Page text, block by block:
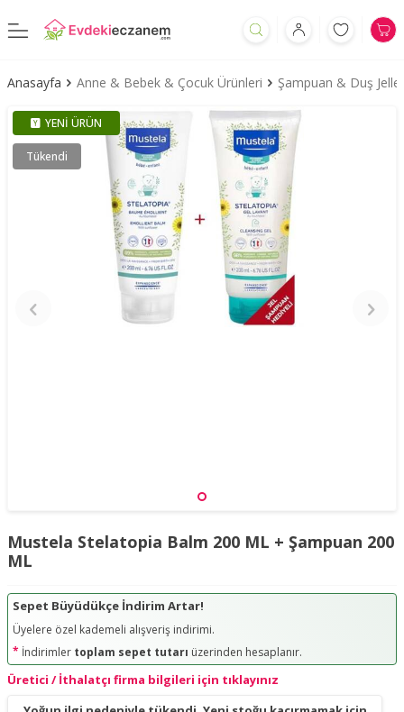
Anasayfa Anne & Bebek & Çocuk Ürünleri Şampuan & Duş
YENI ÜRÜN
Tükendi
Mustela Stelatopia Balm 200 ML + Şampuan 200
ML
Sepet Büyüdükçe İndirim Artar!
Üyelere özel kademeli alışveriş indirimi.
* İndirimler toplam sepet tutarı üzerinden hesaplanır.
Üretici / İthalatçı firma bilgileri için tıklayınız